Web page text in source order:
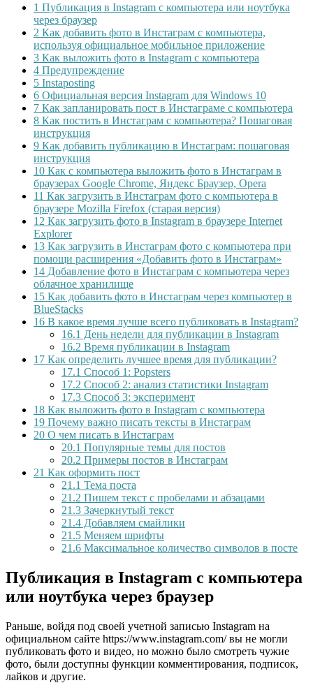
1 Публикация в Instagram с компьютера или ноутбука
через браузер
2 Как добавить фото в Инстаграм с компьютера,
используя официальное мобильное приложение
3 Как выложить фото в Instagram с компьютера
4 Предупреждение
5 Instaposting
6 Официальная версия Instagram для Windows 10
7 Как запланировать пост в Инстаграме с компьютера
8 Как постить в Инстаграм с компьютера? Пошаговая
инструкция
9 Как добавить публикацию в Инстаграм: пошаговая
инструкция
10 Как с компьютера выложить фото в Инстаграм в
браузерах Google Chrome, Яндекс Браузер, Opera
11 Как загрузить в Инстаграм фото с компьютера в
браузере Mozilla Firefox (старая версия)
12 Как загрузить фото в Instagram в браузере Internet
Explorer
13 Как загрузить в Инстаграм фото с компьютера при
помощи расширения «Добавить фото в Инстаграм»
14 Добавление фото в Инстаграм с компьютера через
облачное хранилище
15 Как добавить фото в Инстаграм через компьютер в
BlueStacks
16 В какое время лучше всего публиковать в Instagram?
16.1 День недели для публикации в Instagram
16.2 Время публикации в Instagram
17 Как определить лучшее время для публикации?
17.1 Способ 1: Popsters
17.2 Способ 2: анализ статистики Instagram
17.3 Способ 3: эксперимент
18 Как выложить фото в Instagram с компьютера
19 Почему важно писать тексты в Инстаграм
20 О чем писать в Инстаграм
20.1 Популярные темы для постов
20.2 Примеры постов в Инстаграм
21 Как оформить пост
21.1 Тема поста
21.2 Пишем текст с пробелами и абзацами
21.3 Зачеркнутый текст
21.4 Добавляем смайлики
21.5 Меняем шрифты
21.6 Максимальное количество символов в посте
Публикация в Instagram с компьютера
или ноутбука через браузер
Раньше, войдя под своей учетной записью Instagram на
официальном сайте https://www.instagram.com/ вы не могли
публиковать фото и видео, но можно было смотреть чужие
фото, были доступны функции комментирования, подписок,
лайков и другие.